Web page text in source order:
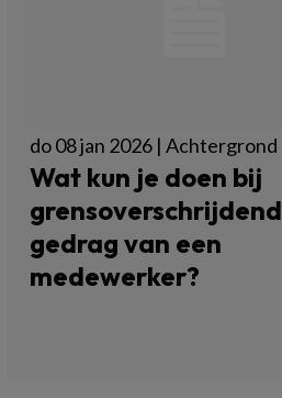
do 08 jan 2026 | Achtergrond
Wat kun je doen bij
grensoverschrijdend
gedrag van een
medewerker?